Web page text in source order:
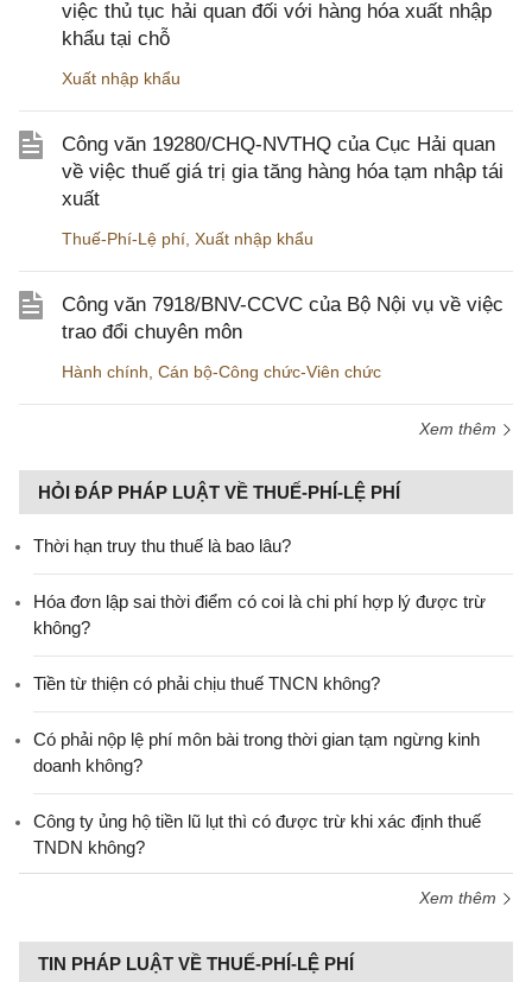
việc thủ tục hải quan đối với hàng hóa xuất nhập
khẩu tại chỗ
Xuất nhập khẩu
Công văn 19280/CHQ-NVTHQ của Cục Hải quan
về việc thuế giá trị gia tăng hàng hóa tạm nhập tái
xuất
Thuế-Phí-Lệ phí Xuất nhập khẩu
Công văn 7918/BNV-CCVC của Bộ Nội vụ về việc
trao đổi chuyên môn
Hành chính Cán bộ-Công chức-Viên chức
Xem thêm
HỎI ĐÁP PHÁP LUẬT VỀ THUẾ-PHÍ-LỆ PHÍ
Thời hạn truy thu thuế là bao lâu?
Hóa đơn lập sai thời điểm có coi là chi phí hợp lý được trừ
không?
Tiền từ thiện có phải chịu thuế TNCN không?
Có phải nộp lệ phí môn bài trong thời gian tạm ngừng kinh
doanh không?
Công ty ủng hộ tiền lũ lụt thì có được trừ khi xác định thuế
TNDN không?
Xem thêm
TIN PHÁP LUẬT VỀ THUẾ-PHÍ-LỆ PHÍ